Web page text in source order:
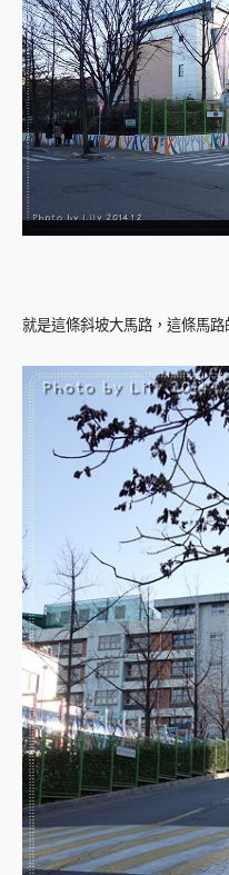
就是這條斜坡大馬路，這條馬路